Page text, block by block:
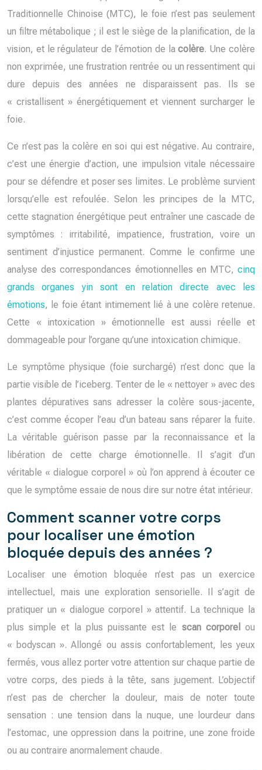
Traditionnelle Chinoise (MTC), le foie n’est pas seulement
un filtre métabolique ; il est le siège de la planification, de la
vision, et le régulateur de l’émotion de lacolère. Une colère
non exprimée, une frustration rentrée ou un ressentiment qui
dure depuis des années ne disparaissent pas. Ils se
« cristallisent » énergétiquement et viennent surcharger le
foie.
Ce n’est pas la colère en soi qui est négative. Au contraire,
c’est une énergie d’action, une impulsion vitale nécessaire
pour se défendre et poser ses limites. Le problème survient
lorsqu’elle est refoulée. Selon les principes de la MTC,
cette stagnation énergétique peut entraîner une cascade de
symptômes : irritabilité, impatience, frustration, voire un
sentiment d’injustice permanent. Comme le confirme une
analyse des correspondances émotionnelles en MTC, cinq
grands organes yin sont en relation directe avec les
émotions, le foie étant intimement lié à une colère retenue.
Cette « intoxication » émotionnelle est aussi réelle et
dommageable pour l’organe qu’une intoxication chimique.
Le symptôme physique (foie surchargé) n’est donc que la
partie visible de l’iceberg. Tenter de le « nettoyer » avec des
plantes dépuratives sans adresser la colère sous-jacente,
c’est comme écoper l’eau d’un bateau sans réparer la fuite.
La véritable guérison passe par la reconnaissance et la
libération de cette charge émotionnelle. Il s’agit d’un
véritable « dialogue corporel » où l’on apprend à écouter ce
que le symptôme essaie de nous dire sur notre état intérieur.
Comment scanner votre corps
pour localiser une émotion
bloquée depuis des années ?
Localiser une émotion bloquée n’est pas un exercice
intellectuel, mais une exploration sensorielle. Il s’agit de
pratiquer un « dialogue corporel » attentif. La technique la
plus simple et la plus puissante est le scan corporel
ou
« bodyscan ». Allongé ou assis confortablement, les yeux
fermés, vous allez porter votre attention sur chaque partie de
votre corps, des pieds à la tête, sans jugement. L’objectif
n’est pas de chercher la douleur, mais de noter toute
sensation : une tension dans la nuque, une lourdeur dans
l’estomac, une oppression dans la poitrine, une zone froide
ou au contraire anormalement chaude.